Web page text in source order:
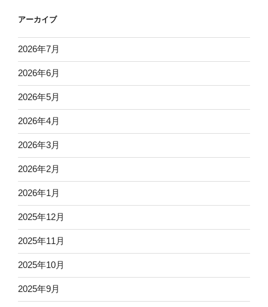
アーカイブ
2026年7月
2026年6月
2026年5月
2026年4月
2026年3月
2026年2月
2026年1月
2025年12月
2025年11月
2025年10月
2025年9月